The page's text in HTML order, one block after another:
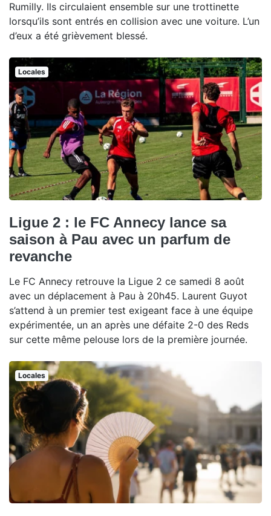
Rumilly. Ils circulaient ensemble sur une trottinette
lorsqu’ils sont entrés en collision avec une voiture. L’un
d’eux a été grièvement blessé.
Locales
Ligue 2 : le FC Annecy lance sa
saison à Pau avec un parfum de
revanche
Le FC Annecy retrouve la Ligue 2 ce samedi 8 août
avec un déplacement à Pau à 20h45. Laurent Guyot
s’attend à un premier test exigeant face à une équipe
expérimentée, un an après une défaite 2-0 des Reds
sur cette même pelouse lors de la première journée.
Locales